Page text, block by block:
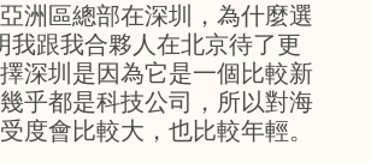
洲區總部在深圳，為什麼選
我跟我合夥人在北京待了更
深圳是因為它是一個比較新
乎都是科技公司，所以對海
度會比較大，也比較年輕。